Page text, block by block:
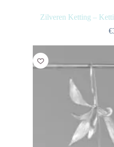
Zilveren Ketting –
€